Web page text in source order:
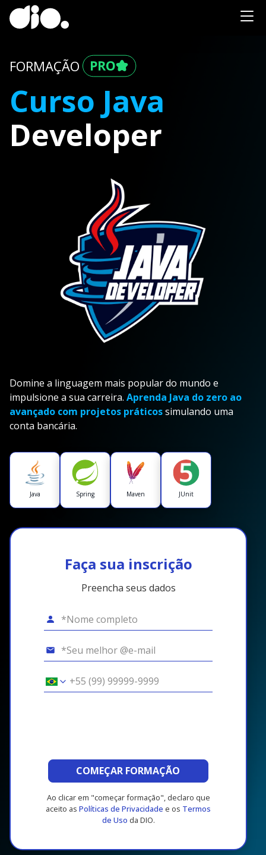
FORMAÇÃO
Curso Java
Developer
Domine a linguagem mais popular do mundo e
impulsione a sua carreira. Aprenda Java do zero ao
avançado com projetos práticossimulando uma
conta bancária.
Java Spring Maven JUnit
Faça sua inscrição
Preencha seus dados
COMEÇAR FORMAÇÃO
Ao clicar em "começar formação", declaro que
aceito as Políticas de Privacidade e os Termos
de Uso da DIO.